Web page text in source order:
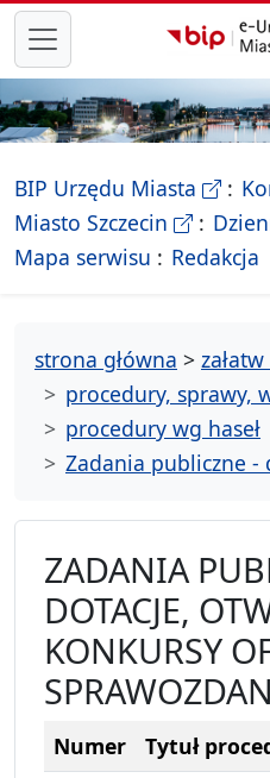
przejdź do głównego
BIP Urzędu Miasta -
Miasto Szczecin -
Mapa serwisu - drzewko
Redakcja
strona główna >
procedury, sprawy,
procedury wg haseł
Zadania publiczne -
ZADANIA
DOTACJE,
KONKURSY
Numer
Tytuł